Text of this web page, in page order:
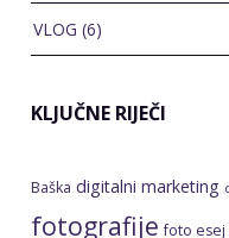
VLOG (6)
KLJUČNE RIJEČI
Baška digitalni marketing
fotografije foto esej